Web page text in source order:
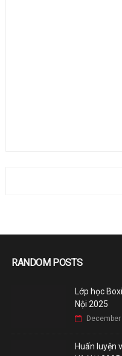
RANDOM POSTS
Lớp học
Nội 2025
Huấn luyện